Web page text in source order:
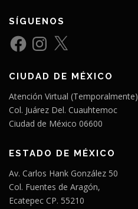
SÍGUENOS
F
a
b
o
k
n
a
g
a
m
X
CIUDAD DE MÉXICO
Atención Virtual (Temporalmente)
Col. Juárez Del. Cuauhtemoc
Ciudad de México 06600
ESTADO DE MÉXICO
Av. Carlos Hank González 50
Col. Fuentes de Aragón,
Ecatepec CP. 55210